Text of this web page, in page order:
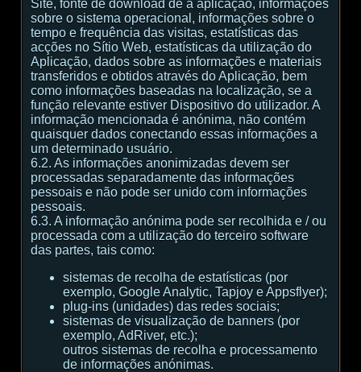
Site, fonte de download de a aplicação, informações
sobre o sistema operacional, informações sobre o
tempo e frequência das visitas, estatísticas das
acções no Sítio Web, estatísticas da utilização do
Aplicação, dados sobre as informações e materiais
transferidos e obtidos através do Aplicação, bem
como informações baseadas na localização, se a
função relevante estiver Dispositivo do utilizador. A
informação mencionada é anónima, não contém
quaisquer dados conectando essas informações a
um determinado usuário.
6.2. As informações anonimizadas devem ser
processadas separadamente das informações
pessoais e não pode ser unido com informações
pessoais.
6.3. A informação anónima pode ser recolhida e / ou
processada com a utilização do terceiro software
das partes, tais como:
sistemas de recolha de estatísticas (por
exemplo, Google Analytic, Tapjoy e Appsflyer);
plug-ins (unidades) das redes sociais;
sistemas de visualização de banners (por
exemplo, AdRiver, etc.);
outros sistemas de recolha e processamento
de informações anónimas.